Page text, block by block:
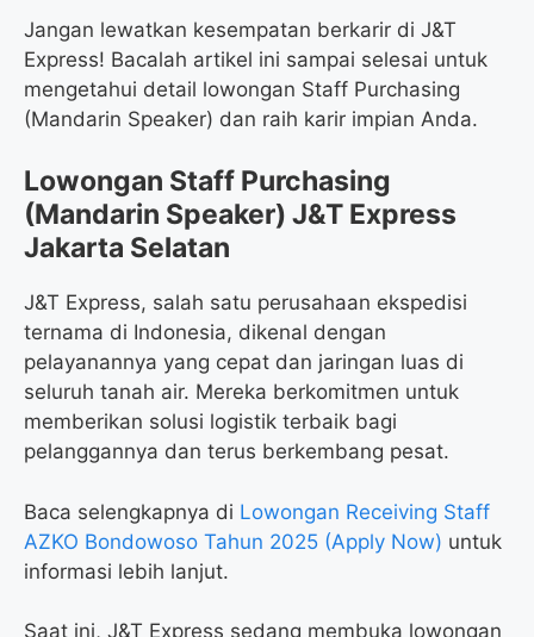
Jangan lewatkan kesempatan berkarir di J&T
Express! Bacalah artikel ini sampai selesai untuk
mengetahui detail lowongan Staff Purchasing
(Mandarin Speaker) dan raih karir impian Anda.
Lowongan Staff Purchasing
(Mandarin Speaker) J&T Express
Jakarta Selatan
J&T Express, salah satu perusahaan ekspedisi
ternama di Indonesia, dikenal dengan
pelayanannya yang cepat dan jaringan luas di
seluruh tanah air. Mereka berkomitmen untuk
memberikan solusi logistik terbaik bagi
pelanggannya dan terus berkembang pesat.
Baca selengkapnya di Lowongan Receiving Staff
AZKO Bondowoso Tahun 2025 (Apply Now) untuk
informasi lebih lanjut.
Saat ini, J&T Express sedang membuka lowongan